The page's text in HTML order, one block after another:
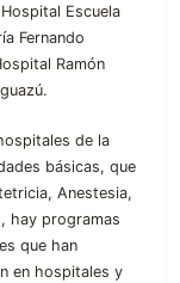
Escuela
Fernando
Ramón
de la
básicas, que
Anestesia,
hay programas
que han
en hospitales y